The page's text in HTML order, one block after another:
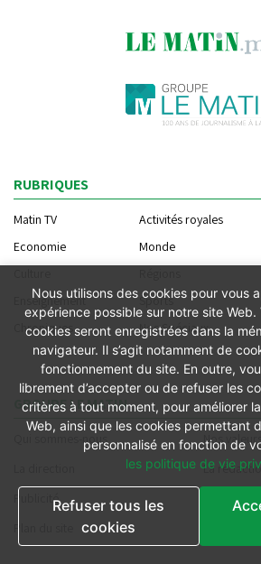
RUBRIQUES
Matin TV Activités royales
Economie
Monde
Enseignement
Sports
Chroniques
Nos Spéciaux
GROUPE LE MATIN
Qui sommes-nous
Nos valeurs
La
Publicité
Contact
Offres
Nous utilisons des cookies pour vous
expérience possible sur notre site
cookies seront enregistrées dans la
navigateur. Il s’agit notamment de
fonctionnement du site. En outre,
librement d’accepter ou de refuser les
critères à tout moment, pour améliorer
Web, ainsi que les cookies permettant
personnalisé en fonction de
les politique de vie
Refuser tous les
cookies